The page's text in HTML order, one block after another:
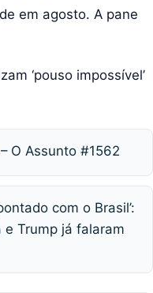
em agosto. A pane
‘pouso impossível’
O Assunto #1562
com o Brasil’:
e Trump já falaram